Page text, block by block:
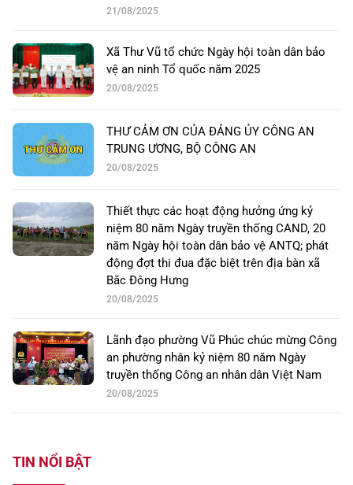
21/08/2025
Xã Thư Vũ tổ chức Ngày hội toàn dân bảo
vệ an ninh Tổ quốc năm 2025
20/08/2025
THƯ CẢM ƠN CỦA ĐẢNG ỦY CÔNG AN
TRUNG ƯƠNG, BỘ CÔNG AN
20/08/2025
Thiết thực các hoạt động hưởng ứng kỷ
niệm 80 năm Ngày truyền thống CAND, 20
năm Ngày hội toàn dân bảo vệ ANTQ; phát
động đợt thi đua đặc biệt trên địa bàn xã
Bắc Đông Hưng
20/08/2025
Lãnh đạo phường Vũ Phúc chúc mừng Công
an phường nhân kỷ niệm 80 năm Ngày
truyền thống Công an nhân dân Việt Nam
20/08/2025
TIN NỔI BẬT